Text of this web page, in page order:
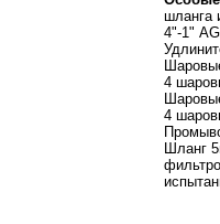
шланга
4"-1"
4
4
Шланг